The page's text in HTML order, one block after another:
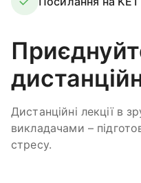
Дистанційні лекції в
викладачами –
стресу.